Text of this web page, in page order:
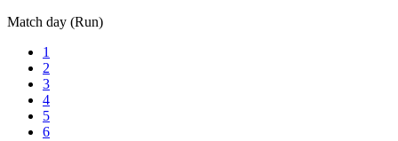
Match day (Run)
1
2
3
4
5
6